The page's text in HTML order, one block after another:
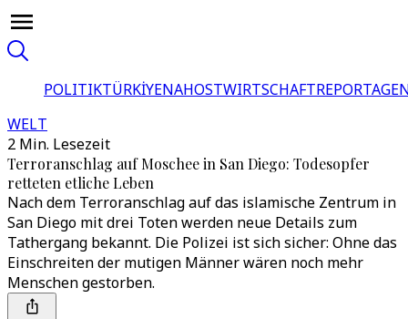
POLITIKTÜRKİYENAHOSTWIRTSCHAFT
WELT
2 Min. Lesezeit
Terroranschlag auf Moschee in San Diego: Todesopfer
retteten etliche Leben
Nach dem Terroranschlag auf das islamische Zentrum in
San Diego mit drei Toten werden neue Details zum
Tathergang bekannt. Die Polizei ist sich sicher: Ohne das
Einschreiten der mutigen Männer wären noch mehr
Menschen gestorben.